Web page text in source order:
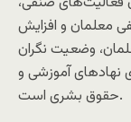
معلمان و افزایش
وضعیت نگران
نهادهای آموزشی و
حقوق بشری است.